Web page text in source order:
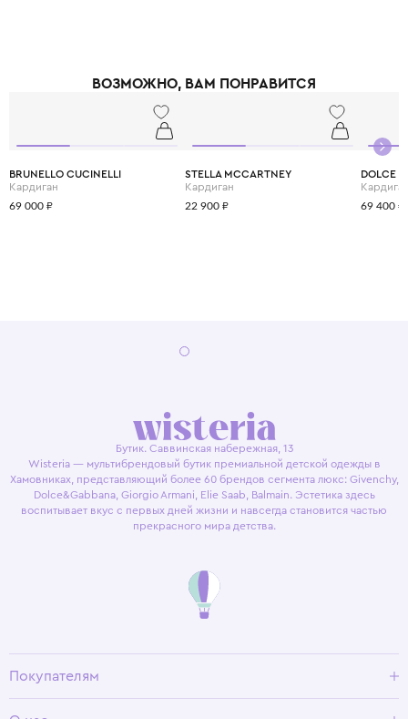
которые ценят настоящее итальянское качество и хотят,, чтобы ребёнок
ВОЗМОЖНО, ВАМ ПОНРАВИТСЯ
BRUNELLO CUCINELLI
Кардиган
69 000 ₽
STELLA MCCARTNEY
Кардиган
22 900 ₽
DOLCE
69 400 ₽
Бутик. Саввинская набережная, 13
Wisteria — мультибрендовый бутик премиальной детской одежды в
Хамовниках, представляющий более 60 брендов сегмента люкс: Givenchy,
Dolce&Gabbana, Giorgio Armani, Elie Saab, Balmain. Эстетика здесь
воспитывает вкус с первых дней жизни и навсегда становится частью
прекрасного мира детства.
Покупателям